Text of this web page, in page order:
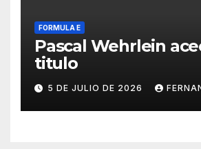
FORMULA E
Pascal Wehrlein
titulo
5 DE JULIO DE 2026